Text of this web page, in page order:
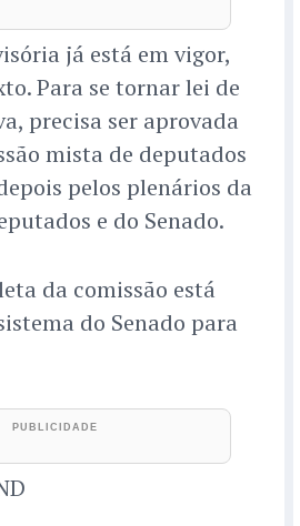
já está em vigor,
Para se tornar lei de
precisa ser aprovada
mista de deputados
pelos plenários da
e do Senado.
da comissão está
do Senado para